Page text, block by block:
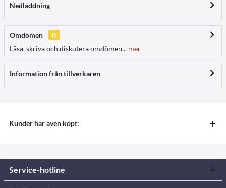
Nedladdning
Omdömen
0
Läsa, skriva och diskutera omdömen... mer
Information från tillverkaren
Kunder har även köpt:
Service-hotline